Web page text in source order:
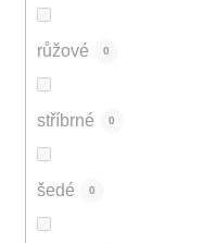
růžové 0
stříbrné 0
šedé 0